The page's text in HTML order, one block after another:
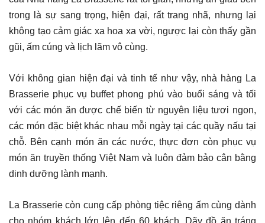
trong là sự sang trọng, hiện đại, rất trang nhã, nhưng lại
không tạo cảm giác xa hoa xa vời, ngược lại còn thấy gần
gũi, ấm cúng và lịch lãm vô cùng.
Với không gian hiện đại và tinh tế như vậy, nhà hàng La
Brasserie phục vụ buffet phong phú vào buổi sáng và tối
với các món ăn được chế biến từ nguyên liệu tươi ngon,
các món đặc biệt khác nhau mỗi ngày tại các quầy nấu tại
chỗ. Bên cạnh món ăn các nước, thực đơn còn phục vụ
món ăn truyền thống Việt Nam và luôn đảm bảo cân bằng
dinh dưỡng lành mạnh.
La Brasserie còn cung cấp phòng tiệc riêng ấm cùng dành
cho nhóm khách lớn lên đến 60 khách. Dãy đồ ăn tráng